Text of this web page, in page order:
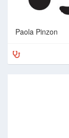
Paola Pinzon